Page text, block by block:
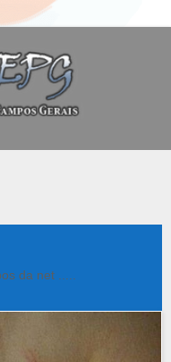
da net .....